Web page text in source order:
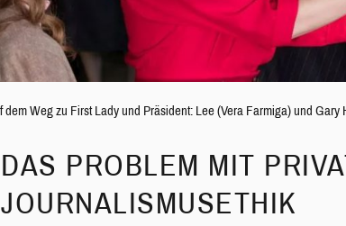
dem Weg zu First Lady und Präsident: Lee (Vera Farmiga) und
DAS PROBLEM MIT
JOURNALISMUSETHIK